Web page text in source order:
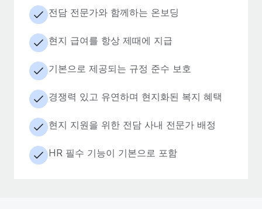
전담 전문가와 함께하는 온보딩
현지 급여를 항상 제때에 지급
기본으로 제공되는 규정 준수 보호
경쟁력 있고 유연하며 현지화된 복지 혜택
현지 지원을 위한 전담 사내 전문가 배정
HR 필수 기능이 기본으로 포함